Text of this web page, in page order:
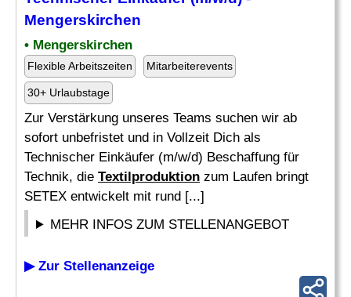
Mengerskirchen
• Mengerskirchen
Flexible Arbeitszeiten Mitarbeiterevents
30+ Urlaubstage
Zur Verstärkung unseres Teams suchen wir ab
sofort unbefristet und in Vollzeit Dich als
Technischer Einkäufer (m/w/d) Beschaffung für
Technik, die Textilproduktion zum Laufen bringt
SETEX entwickelt mit rund [...]
MEHR INFOS ZUM STELLENANGEBOT
▶ Zur Stellenanzeige